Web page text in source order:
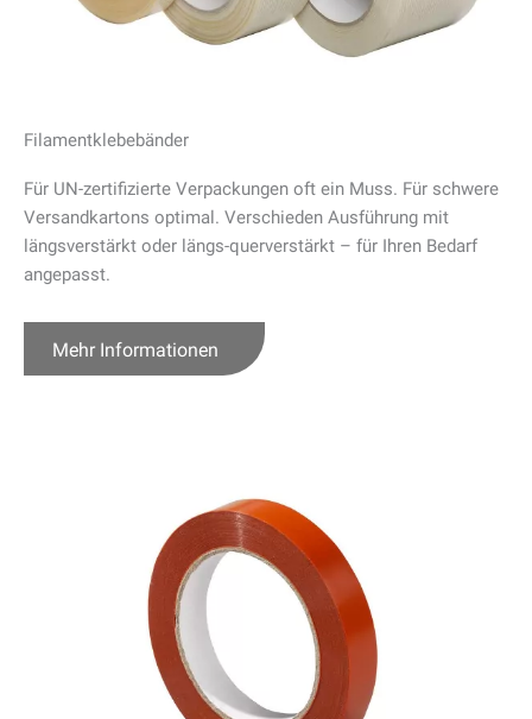
Filamentklebebänder
Für UN-zertifizierte Verpackungen oft ein Muss. Für schwere
Versandkartons optimal. Verschieden Ausführung mit
längsverstärkt oder längs-querverstärkt – für Ihren Bedarf
angepasst.
Mehr Informationen